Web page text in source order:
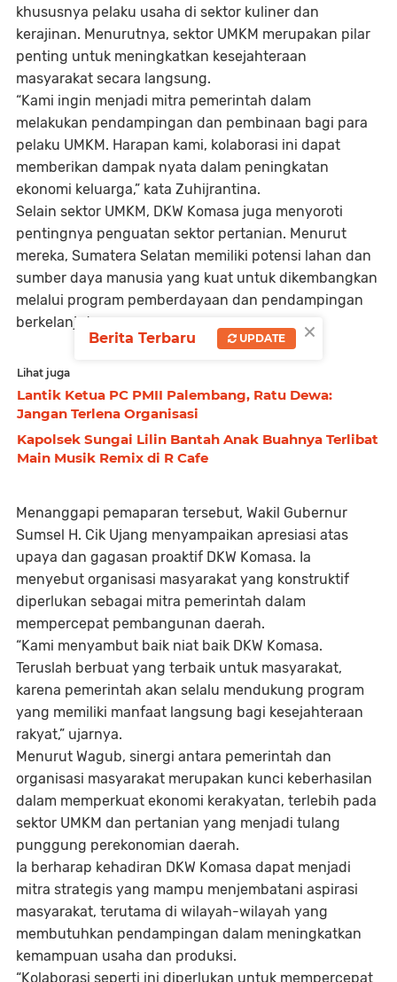
khususnya pelaku usaha di sektor kuliner dan
kerajinan. Menurutnya, sektor UMKM merupakan pilar
penting untuk meningkatkan kesejahteraan
masyarakat secara langsung.
“Kami ingin menjadi mitra pemerintah dalam
melakukan pendampingan dan pembinaan bagi para
pelaku UMKM. Harapan kami, kolaborasi ini dapat
memberikan dampak nyata dalam peningkatan
ekonomi keluarga,” kata Zuhijrantina.
Selain sektor UMKM, DKW Komasa juga menyoroti
pentingnya penguatan sektor pertanian. Menurut
mereka, Sumatera Selatan memiliki potensi lahan dan
sumber daya manusia yang kuat untuk dikembangkan
melalui program pemberdayaan dan pendampingan
berkelanjutan.
Lihat juga
Lantik Ketua PC PMII Palembang, Ratu Dewa:
Jangan Terlena Organisasi
Kapolsek Sungai Lilin Bantah Anak Buahnya Terlibat
Main Musik Remix di R Cafe
Menanggapi pemaparan tersebut, Wakil Gubernur
Sumsel H. Cik Ujang menyampaikan apresiasi atas
upaya dan gagasan proaktif DKW Komasa. Ia
menyebut organisasi masyarakat yang konstruktif
diperlukan sebagai mitra pemerintah dalam
mempercepat pembangunan daerah.
“Kami menyambut baik niat baik DKW Komasa.
Teruslah berbuat yang terbaik untuk masyarakat,
karena pemerintah akan selalu mendukung program
yang memiliki manfaat langsung bagi kesejahteraan
rakyat,” ujarnya.
Menurut Wagub, sinergi antara pemerintah dan
organisasi masyarakat merupakan kunci keberhasilan
dalam memperkuat ekonomi kerakyatan, terlebih pada
sektor UMKM dan pertanian yang menjadi tulang
punggung perekonomian daerah.
Ia berharap kehadiran DKW Komasa dapat menjadi
mitra strategis yang mampu menjembatani aspirasi
masyarakat, terutama di wilayah-wilayah yang
membutuhkan pendampingan dalam meningkatkan
kemampuan usaha dan produksi.
“Kolaborasi seperti ini diperlukan untuk mempercepat
×
Berita Terbaru UPDATE